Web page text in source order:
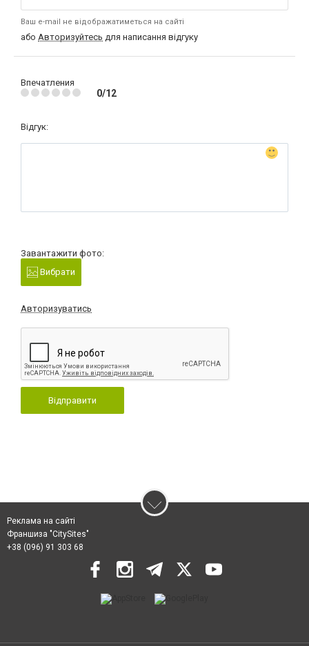
Ваш e-mail не відображатиметься на сайті
або Авторизуйтесь для написання відгуку
Впечатления
0/12
Відгук:
Завантажити фото:
Вибрати
Авторизуватись
Відправити
Реклама на сайті
Франшиза "CitySites"
+38 (096) 91 303 68